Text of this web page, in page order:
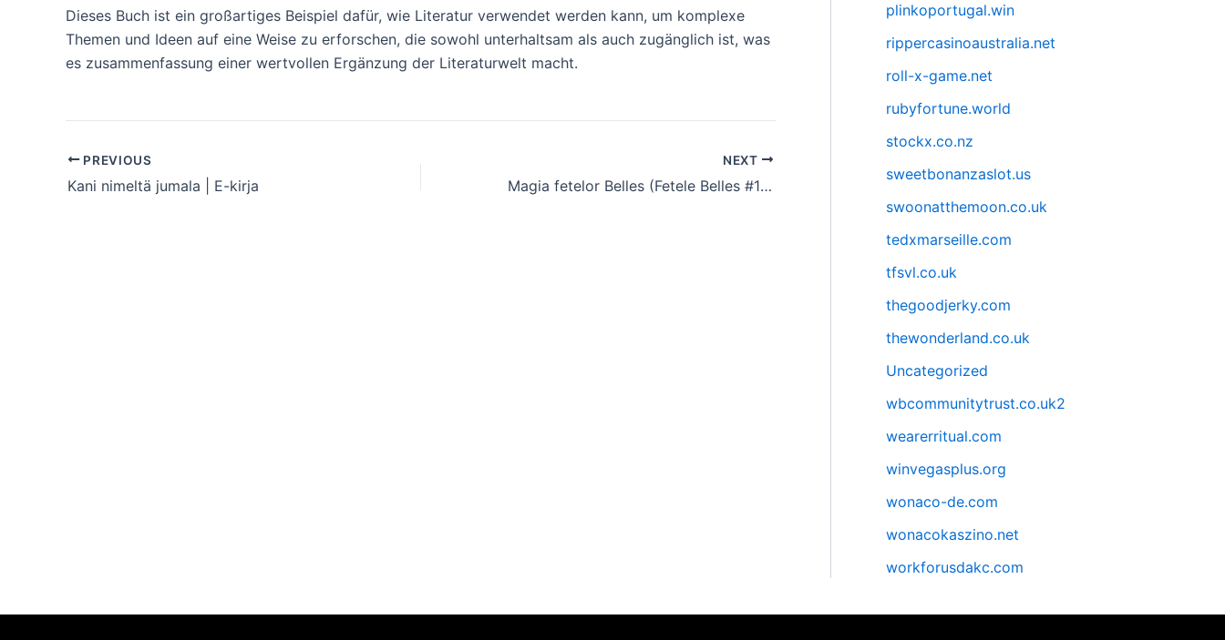
Dieses Buch ist ein großartiges Beispiel dafür, wie Literatur verwendet werden kann, um komplexe
Themen und Ideen auf eine Weise zu erforschen, die sowohl unterhaltsam als auch zugänglich ist, was
es zusammenfassung einer wertvollen Ergänzung der Literaturwelt macht.
PREVIOUS
Kani nimeltä jumala | E-kirja
NEXT
Magia fetelor Belles (Fetele Belles #1) : Descarcă eBook-uri PDF gratuite
plinkoportugal.win
rippercasinoaustralia.net
roll-x-game.net
rubyfortune.world
stockx.co.nz
sweetbonanzaslot.us
swoonatthemoon.co.uk
tedxmarseille.com
tfsvl.co.uk
thegoodjerky.com
thewonderland.co.uk
Uncategorized
wbcommunitytrust.co.uk2
wearerritual.com
winvegasplus.org
wonaco-de.com
wonacokaszino.net
workforusdakc.com